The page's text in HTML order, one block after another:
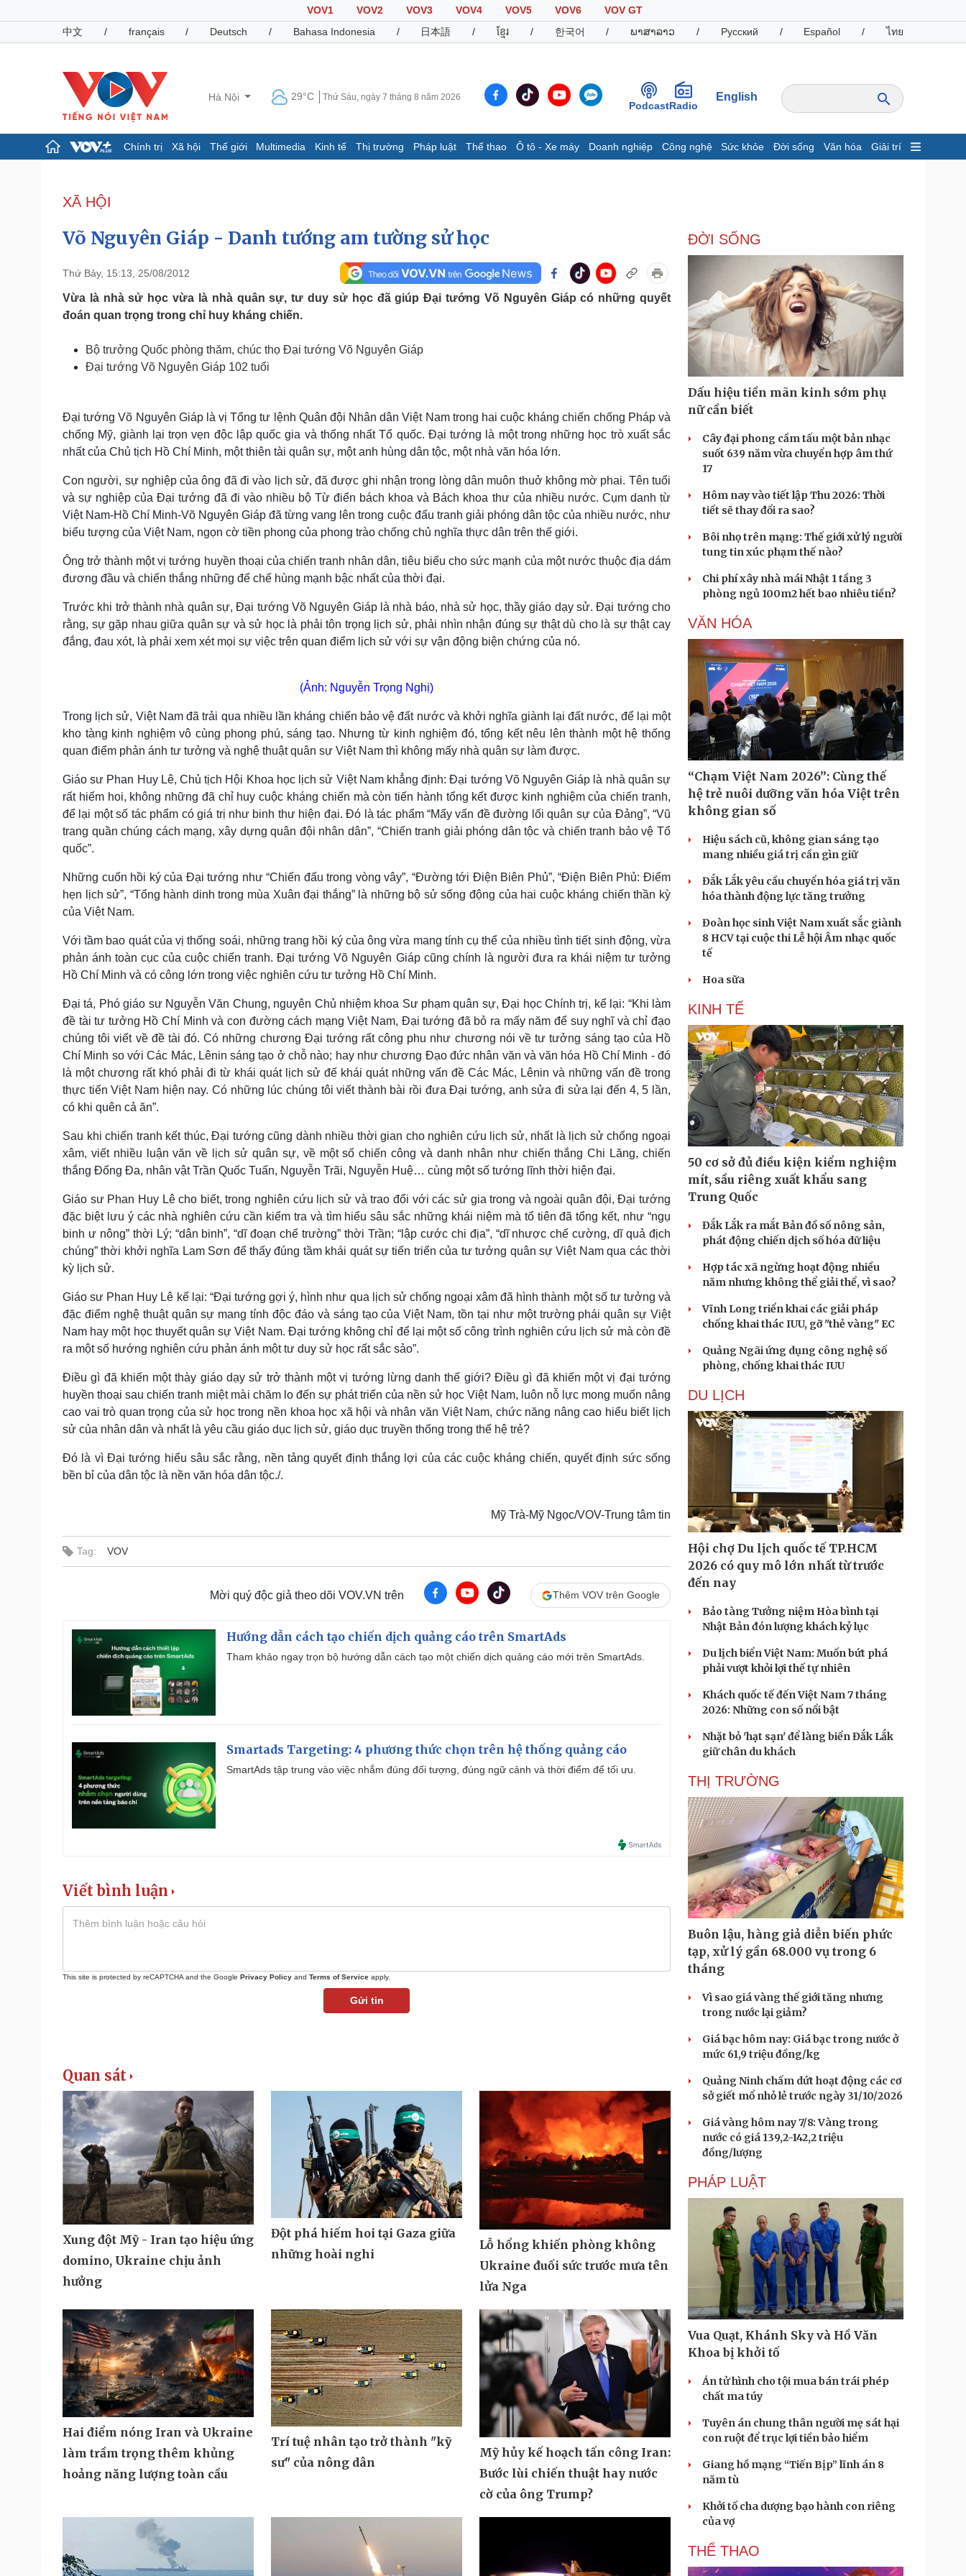
VOV1 VOV2 VOV3 VOV4 VOV5 VOV6
VOV GT
中文
/ français / Deutsch / Bahasa Indonesia / 日本語 / ខ្មែរ / 한국어 / ພາສາລາວ / Русский / Español / ไทย
Hà Nội 29°C Thứ Sáu, ngày 7 tháng 8 năm 2026
PodcastRadio
English
Chính trị Xã hội Thế giới Multimedia Kinh tế Thị trường Pháp luật Thể thao Ô tô - Xe máy Doanh nghiệp Công nghệ Sức khỏe Đời sống Văn hóa Giải trí
Đảng
Tổ chức nhân sự
Nhận diện sự thật
Dấu ấn VOV
Giá cà phê
Pháp luật
Vụ án
Tư vấn luật
Quân sự - Quốc phòng
Vũ khí
Phân tích
Thể thao
Thế giới thể thao
Ô tô - Xe máy
Doanh nghiệp
Thông tin doanh nghiệp
Doanh nghiệp 24h
Doanh nhân
Vì cộng đồng
Công nghệ
Sành điệu
Tin Công nghệ
Trải nghiệm
Chuyển đổi số
Dinh dưỡng - món ngon
Cây thuốc
Sản phụ khoa
Nam khoa
Làm đẹp - giảm cân
Phòng mạch online
Ăn sạch sống khỏe
Nhà đẹp
Blog
Tình yêu - Gia đình
Sân khấu - Điện ảnh
Văn học
Âm nhạc
Nghệ sĩ
Thời trang
Sao Việt
Tư vấn
Săn Tour
Podcast
Đọc truyện đêm khuya
Cửa sổ tình yêu
XÃ HỘI
Võ Nguyên Giáp - Danh tướng am tường sử học
Thứ Bảy, 15:13, 25/08/2012
Vừa là nhà sử học vừa là nhà quân sự, tư duy sử học đã giúp Đại tướng Võ Nguyên Giáp có những quyết
đoán quan trọng trong chỉ huy kháng chiến.
Bộ trưởng Quốc phòng thăm, chúc thọ Đại tướng Võ Nguyên Giáp
Đại tướng Võ Nguyên Giáp 102 tuổi
Đại tướng Võ Nguyên Giáp là vị Tổng tư lệnh Quân đội Nhân dân Việt Nam trong hai cuộc kháng chiến chống Pháp và
chống Mỹ, giành lại trọn vẹn độc lập quốc gia và thống nhất Tổ quốc. Đại tướng là một trong những học trò xuất sắc
nhất của Chủ tịch Hồ Chí Minh, một thiên tài quân sự, một anh hùng dân tộc, một nhà văn hóa lớn.
Con người, sự nghiệp của ông đã đi vào lịch sử, đã được ghi nhận trong lòng dân muôn thuở không mờ phai. Tên tuổi
và sự nghiệp của Đại tướng đã đi vào nhiều bộ Từ điển bách khoa và Bách khoa thư của nhiều nước. Cụm danh từ
Việt Nam-Hồ Chí Minh-Võ Nguyên Giáp đã từng vang lên trong cuộc đấu tranh giải phóng dân tộc của nhiều nước, như
biểu tượng của Việt Nam, ngọn cờ tiền phong của phong trào chống chủ nghĩa thực dân trên thế giới.
Ông trở thành một vị tướng huyền thoại của chiến tranh nhân dân, tiêu biểu cho sức mạnh của một nước thuộc địa dám
đương đầu và chiến thắng những đế chế hùng mạnh bậc nhất của thời đại.
Trước khi trở thành nhà quân sự, Đại tướng Võ Nguyên Giáp là nhà báo, nhà sử học, thầy giáo dạy sử. Đại tướng cho
rằng, sự gặp nhau giữa quân sự và sử học là phải tôn trọng lịch sử, phải nhìn nhận đúng sự thật dù cho là sự thật cay
đắng, đau xót, là phải xem xét mọi sự việc trên quan điểm lịch sử với sự vận động biện chứng của nó.
(Ảnh: Nguyễn Trọng Nghị)
Trong lịch sử, Việt Nam đã trải qua nhiều lần kháng chiến bảo vệ đất nước và khởi nghĩa giành lại đất nước, để lại một
kho tàng kinh nghiệm vô cùng phong phú, sáng tạo. Nhưng từ kinh nghiệm đó, tổng kết nêu lên thành một hệ thống
quan điểm phản ánh tư tưởng và nghệ thuật quân sự Việt Nam thì không mấy nhà quân sự làm được.
Giáo sư Phan Huy Lê, Chủ tịch Hội Khoa học lịch sử Việt Nam khẳng định: Đại tướng Võ Nguyên Giáp là nhà quân sự
rất hiếm hoi, không những đã chỉ huy cuộc kháng chiến mà còn tiến hành tổng kết được kinh nghiệm của chiến tranh,
để lại một số tác phẩm có giá trị như binh thư hiện đại. Đó là tác phẩm “Mấy vấn đề đường lối quân sự của Đảng”, “Vũ
trang quần chúng cách mạng, xây dựng quân đội nhân dân”, “Chiến tranh giải phóng dân tộc và chiến tranh bảo vệ Tổ
quốc”.
Những cuốn hồi ký của Đại tướng như “Chiến đấu trong vòng vây”, “Đường tới Điện Biên Phủ”, “Điện Biên Phủ: Điểm
hẹn lịch sử”, “Tổng hành dinh trong mùa Xuân đại thắng” là những bộ sử sống động của hai cuộc kháng chiến thần kỳ
của Việt Nam.
Với tầm bao quát của vị thống soái, những trang hồi ký của ông vừa mang tính cụ thể của nhiều tình tiết sinh động, vừa
phản ánh toàn cục của cuộc chiến tranh. Đại tướng Võ Nguyên Giáp cũng chính là người đưa ra khái niệm tư tưởng
Hồ Chí Minh và có công lớn trong việc nghiên cứu tư tưởng Hồ Chí Minh.
Đại tá, Phó giáo sư Nguyễn Văn Chung, nguyên Chủ nhiệm khoa Sư phạm quân sự, Đại học Chính trị, kể lại: “Khi làm
đề tài tư tưởng Hồ Chí Minh và con đường cách mạng Việt Nam, Đại tướng đã bỏ ra mấy năm để suy nghĩ và chỉ đạo
chúng tôi viết về đề tài đó. Có những chương Đại tướng rất công phu như chương nói về tư tưởng sáng tạo của Hồ
Chí Minh so với Các Mác, Lênin sáng tạo ở chỗ nào; hay như chương Đạo đức nhân văn và văn hóa Hồ Chí Minh - đó
là một chương rất khó phải đi từ khái quát lịch sử đế khái quát những vấn đề Các Mác, Lênin và những vấn đề trong
thực tiến Việt Nam hiện nay. Có những lúc chúng tôi viết thành bài rồi đưa Đại tướng, anh sửa đi sửa lại đến 4, 5 lần,
có khi quên cả ăn”.
Sau khi chiến tranh kết thúc, Đại tướng cũng dành nhiều thời gian cho nghiên cứu lịch sử, nhất là lịch sử chống ngoại
xâm, viết nhiều luận văn về lịch sử quân sự, về một số chiến công và danh nhân như chiến thắng Chi Lăng, chiến
thắng Đống Đa, nhân vật Trần Quốc Tuấn, Nguyễn Trãi, Nguyễn Huệ… cùng một số tướng lĩnh thời hiện đại.
Giáo sư Phan Huy Lê cho biết, trong nghiên cứu lịch sử và trao đổi với các sử gia trong và ngoài quân đội, Đại tướng
đặc biệt lưu ý các nhà nghiên cứu cần kiểm tra và tìm hiểu sâu sắc những khái niệm mà tổ tiên đã tổng kết, như “ngụ
binh ư nông” thời Lý; “dân binh”, “dĩ đoạn chế trường” thời Trần; “lập cước chi địa”, “dĩ nhược chế cường, dĩ quả địch
chúng” thời khởi nghĩa Lam Sơn để thấy đúng tầm khái quát sự tiến triển của tư tưởng quân sự Việt Nam qua các thời
kỳ lịch sử.
Giáo sư Phan Huy Lê kể lại: “Đại tướng gợi ý, hình như qua lịch sử chống ngoại xâm đã hình thành một số tư tưởng và
đặc điểm nghệ thuật quân sự mang tính độc đáo và sáng tạo của Việt Nam, tồn tại như một trường phái quân sự Việt
Nam hay một học thuyết quân sự Việt Nam. Đại tướng không chỉ để lại một số công trình nghiên cứu lịch sử mà còn đề
ra một số hướng nghiên cứu phản ánh một tư duy sử học rất sắc sảo”.
Điều gì đã khiến một thày giáo dạy sử trở thành một vị tướng lừng danh thế giới? Điều gì đã khiến một vị đại tướng
huyền thoại sau chiến tranh miệt mài chăm lo đến sự phát triển của nền sử học Việt Nam, luôn nỗ lực mong muốn nâng
cao vai trò quan trọng của sử học trong nền khoa học xã hội và nhân văn Việt Nam, chức năng nâng cao hiểu biết lịch
sử của nhân dân và nhất là yêu cầu giáo dục lịch sử, giáo dục truyền thống trong thế hệ trẻ?
Đó là vì Đại tướng hiểu sâu sắc rằng, nền tảng quyết định thắng lợi của các cuộc kháng chiến, quyết định sức sống
bền bỉ của dân tộc là nền văn hóa dân tộc./.
Mỹ Trà-Mỹ Ngọc/VOV-Trung tâm tin
Tag: VOV
Mời quý độc giả theo dõi VOV.VN trên Thêm VOV trên Google
Hướng dẫn cách tạo chiến dịch quảng cáo trên SmartAds
Tham khảo ngay trọn bộ hướng dẫn cách tạo một chiến dịch quảng cáo mới trên SmartAds.
Smartads Targeting: 4 phương thức chọn trên hệ thống quảng cáo
SmartAds tập trung vào việc nhắm đúng đối tượng, đúng ngữ cảnh và thời điểm để tối ưu.
Viết bình luận
This site is protected by reCAPTCHA and the Google Privacy Policy and Terms of Service apply.
Gửi tin
Quan sát
Xung đột Mỹ - Iran tạo hiệu ứng
domino, Ukraine chịu ảnh
hưởng
Đột phá hiếm hoi tại Gaza giữa
những hoài nghi
Lỗ hổng khiến phòng không
Ukraine đuối sức trước mưa tên
lửa Nga
Hai điểm nóng Iran và Ukraine
làm trầm trọng thêm khủng
hoảng năng lượng toàn cầu
Trí tuệ nhân tạo trở thành "kỹ
sư" của nông dân
Mỹ hủy kế hoạch tấn công Iran:
Bước lùi chiến thuật hay nước
cờ của ông Trump?
ĐỜI SỐNG
Dấu hiệu tiền mãn kinh sớm phụ
nữ cần biết
Cây đại phong cầm tấu một bản nhạc
suốt 639 năm vừa chuyển hợp âm thứ
17
Hôm nay vào tiết lập Thu 2026: Thời
tiết sẽ thay đổi ra sao?
Bôi nhọ trên mạng: Thế giới xử lý người
tung tin xúc phạm thế nào?
Chi phí xây nhà mái Nhật 1 tầng 3
phòng ngủ 100m2 hết bao nhiêu tiền?
VĂN HÓA
“Chạm Việt Nam 2026”: Cùng thế
hệ trẻ nuôi dưỡng văn hóa Việt trên
không gian số
Hiệu sách cũ, không gian sáng tạo
mang nhiều giá trị cần gìn giữ
Đắk Lắk yêu cầu chuyển hóa giá trị văn
hóa thành động lực tăng trưởng
Đoàn học sinh Việt Nam xuất sắc giành
8 HCV tại cuộc thi Lễ hội Âm nhạc quốc
tế
Hoa sữa
KINH TẾ
50 cơ sở đủ điều kiện kiểm nghiệm
mít, sầu riêng xuất khẩu sang
Trung Quốc
Đắk Lắk ra mắt Bản đồ số nông sản,
phát động chiến dịch số hóa dữ liệu
Hợp tác xã ngừng hoạt động nhiều
năm nhưng không thể giải thể, vì sao?
Vĩnh Long triển khai các giải pháp
chống khai thác IUU, gỡ "thẻ vàng" EC
Quảng Ngãi ứng dụng công nghệ số
phòng, chống khai thác IUU
DU LỊCH
Hội chợ Du lịch quốc tế TP.HCM
2026 có quy mô lớn nhất từ trước
đến nay
Bảo tàng Tưởng niệm Hòa bình tại
Nhật Bản đón lượng khách kỷ lục
Du lịch biển Việt Nam: Muốn bứt phá
phải vượt khỏi lợi thế tự nhiên
Khách quốc tế đến Việt Nam 7 tháng
2026: Những con số nổi bật
Nhặt bỏ 'hạt sạn' để làng biển Đắk Lắk
giữ chân du khách
THỊ TRƯỜNG
Buôn lậu, hàng giả diễn biến phức
tạp, xử lý gần 68.000 vụ trong 6
tháng
Vì sao giá vàng thế giới tăng nhưng
trong nước lại giảm?
Giá bạc hôm nay: Giá bạc trong nước ở
mức 61,9 triệu đồng/kg
Quảng Ninh chấm dứt hoạt động các cơ
sở giết mổ nhỏ lẻ trước ngày 31/10/2026
Giá vàng hôm nay 7/8: Vàng trong
nước có giá 139,2-142,2 triệu
đồng/lượng
PHÁP LUẬT
Vua Quạt, Khánh Sky và Hồ Văn
Khoa bị khởi tố
Án tử hình cho tội mua bán trái phép
chất ma túy
Tuyên án chung thân người mẹ sát hại
con ruột để trục lợi tiền bảo hiểm
Giang hồ mạng “Tiến Bịp” lĩnh án 8
năm tù
Khởi tố cha dượng bạo hành con riêng
của vợ
THỂ THAO